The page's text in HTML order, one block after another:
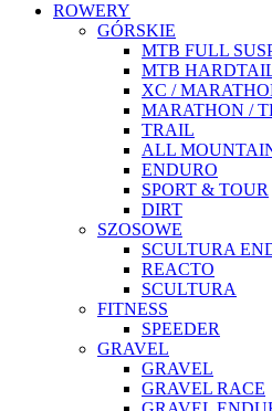
ROWERY
GÓRSKIE
MTB FULL
MTB
XC /
MARATHON /
TRAIL
ALL
ENDURO
SPORT & TOUR
DIRT
SZOSOWE
SCULTURA
REACTO
SCULTURA
FITNESS
SPEEDER
GRAVEL
GRAVEL
GRAVEL RACE